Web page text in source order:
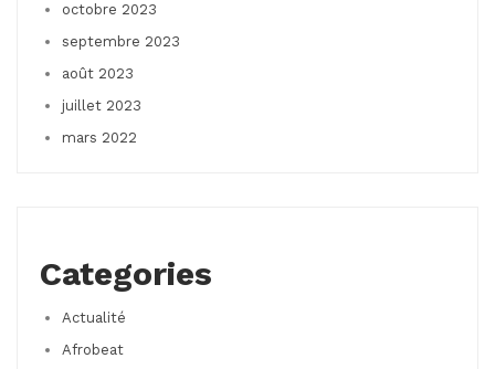
octobre 2023
septembre 2023
août 2023
juillet 2023
mars 2022
Categories
Actualité
Afrobeat